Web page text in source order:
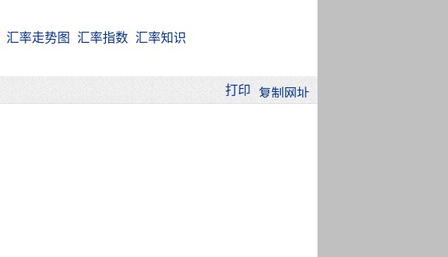
汇率走势图 汇率指数 汇率知识
打印